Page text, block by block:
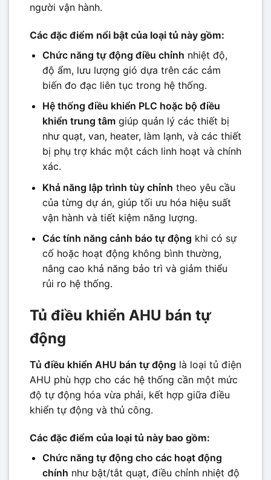
người vận hành.
Các đặc điểm nổi bật của loại tủ này gồm:
Chức năng tự động điều chỉnh nhiệt độ,
độ ẩm, lưu lượng gió dựa trên các cảm
biến đo đạc liên tục trong hệ thống.
Hệ thống điều khiển PLC hoặc bộ điều
khiển trung tâmgiúp quản lý các thiết bị
như quạt, van, heater, làm lạnh, và các thiết
bị phụ trợ khác một cách linh hoạt và chính
xác.
Khả năng lập trình tùy chỉnh theo yêu cầu
của từng dự án, giúp tối ưu hóa hiệu suất
vận hành và tiết kiệm năng lượng.
Các tính năng cảnh báo tự động khi có sự
cố hoặc hoạt động không bình thường,
nâng cao khả năng bảo trì và giảm thiểu
rủi ro hệ thống.
Tủ điều khiển AHU bán tự
động
Tủ điều khiển AHU bán tự động là loại tủ điện
AHU phù hợp cho các hệ thống cần một mức
độ tự động hóa vừa phải, kết hợp giữa điều
khiển tự động và thủ công.
Các đặc điểm của loại tủ này bao gồm:
Chức năng tự động cho các hoạt động
chính như bật/tắt quạt, điều chỉnh nhiệt độ